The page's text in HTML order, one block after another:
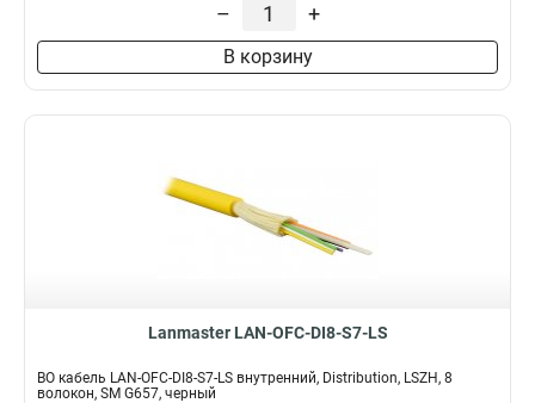
– +
В корзину
Lanmaster LAN-OFC-DI8-S7-LS
ВО кабель LAN-OFC-DI8-S7-LS внутренний, Distribution, LSZH, 8
волокон, SM G657, черный